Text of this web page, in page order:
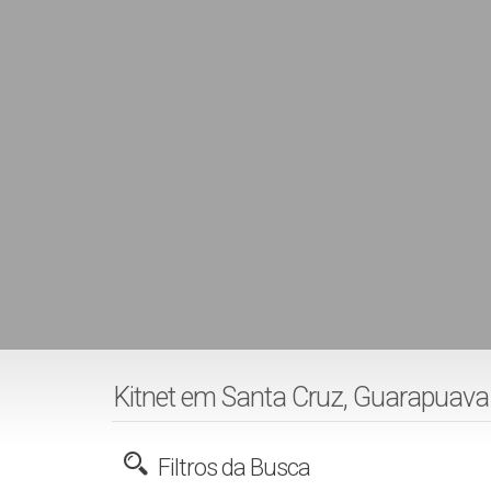
Kitnet em Santa Cruz,
Filtros da Busca